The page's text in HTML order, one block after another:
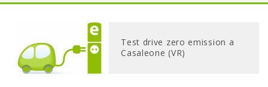
Test drive zero emission a
Casaleone (VR)